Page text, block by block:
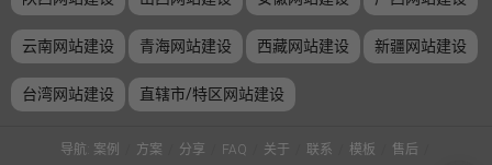
云南网站建设 青海网站建设 西藏网站建设 新疆网站建设
台湾网站建设 直辖市/特区网站建设
导航: 案例 方案 分享 FAQ 关于 联系 模板 售后